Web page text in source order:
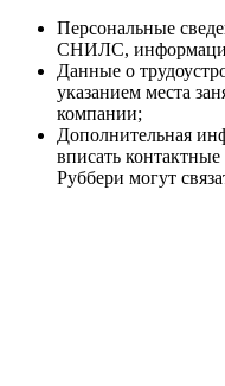
Персональные
СНИЛС,
Данные о
указанием места
компании;
Дополнительная
вписать
Руббери могут